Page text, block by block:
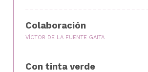
Colaboración
VÍCTOR DE LA FUENTE GAITA
Con tinta verde